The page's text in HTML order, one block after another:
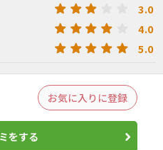
3.0
4.0
5.0
お気に入りに登録
をする